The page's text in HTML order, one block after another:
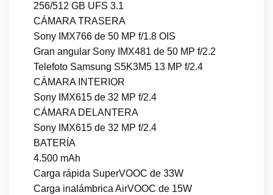
256/512 GB UFS 3.1
CÁMARA TRASERA
Sony IMX766 de 50 MP f/1.8 OIS
Gran angular Sony IMX481 de 50 MP f/2.2
Telefoto Samsung S5K3M5 13 MP f/2.4
CÁMARA INTERIOR
Sony IMX615 de 32 MP f/2.4
CÁMARA DELANTERA
Sony IMX615 de 32 MP f/2.4
BATERÍA
4.500 mAh
Carga rápida SuperVOOC de 33W
Carga inalámbrica AirVOOC de 15W